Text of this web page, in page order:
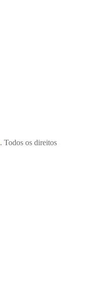
. Todos os direitos